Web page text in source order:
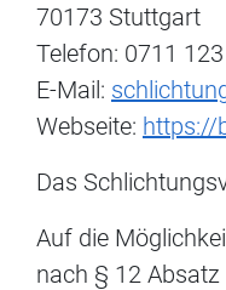
70173 Stuttgart
Telefon: 0711
E-Mail:
Webseite: https://
Das
Auf die
nach § 12